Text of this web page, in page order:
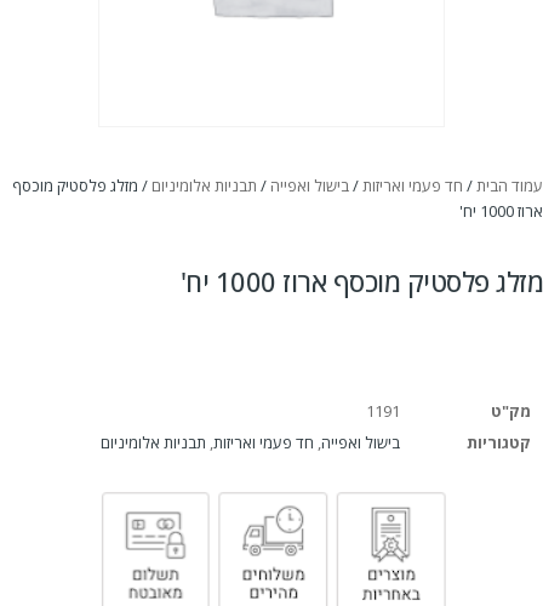
עמוד הבית/ חד פעמי ואריזות/בישול ואפייה / תבניות אלומיניום / מזלג פלסטיק מוכסף
ארוז 1000 יח'
מזלג פלסטיק מוכסף ארוז 1000 יח'
מק"ט
1191
קטגוריות
בישול ואפייה, חד פעמי ואריזות, תבניות אלומיניום